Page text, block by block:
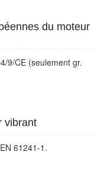
du moteur
9/CE (seulement gr.
vibrant
61241-1.